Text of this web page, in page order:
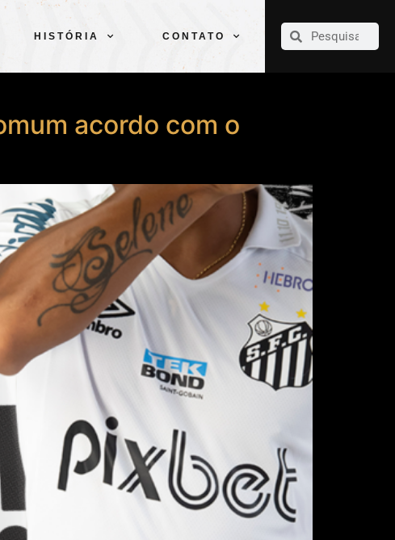
HISTÓRIA CONTATO
CLUBE
acordo com o